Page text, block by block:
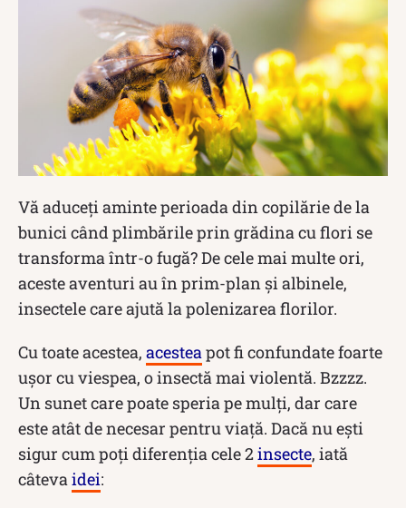
Vă aduceți aminte perioada din copilărie de la
bunici când plimbările prin grădina cu flori se
transforma într-o fugă? De cele mai multe ori,
aceste aventuri au în prim-plan și albinele,
insectele care ajută la polenizarea florilor.
Cu toate acestea, acesteapot fi confundate foarte
ușor cu viespea, o insectă mai violentă. Bzzzz.
Un sunet care poate speria pe mulți, dar care
este atât de necesar pentru viață. Dacă nu ești
sigur cum poți diferenția cele 2insecte, iată
câtevaidei: